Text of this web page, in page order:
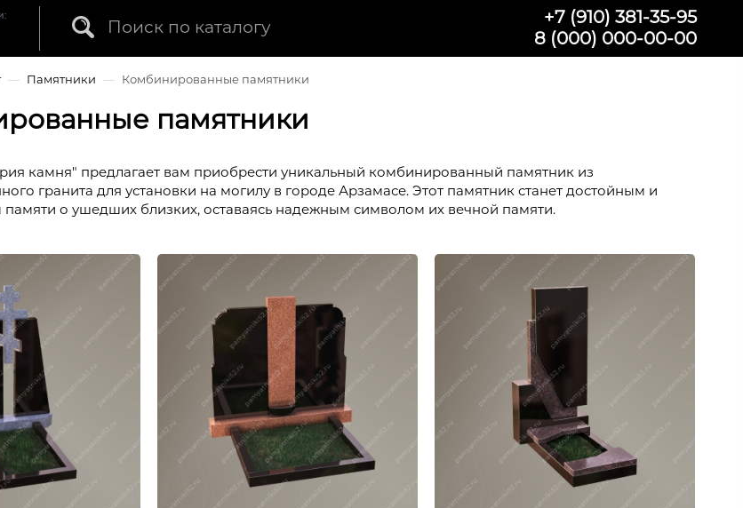
+7 (910) 381-35-95
8 (000) 000-00-00
— Памятники — Комбинированные памятники
памятники
камня" предлагает вам приобрести уникальный комбинированный памятник из
гранита для установки на могилу в городе Арзамасе. Этот памятник станет достойным и
о ушедших близких, оставаясь надежным символом их вечной памяти.